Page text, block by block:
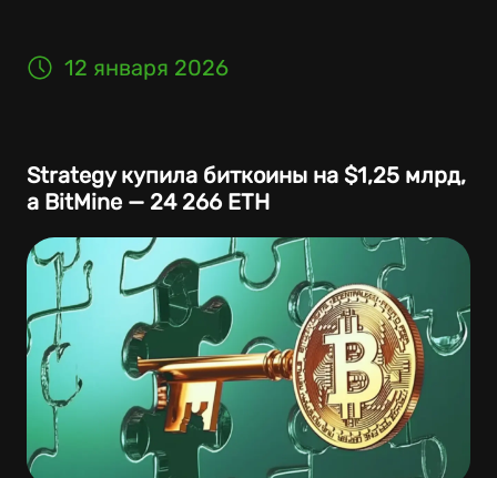
12 января 2026
Strategy купила биткоины на $1,25 млрд,
а BitMine — 24 266 ETH